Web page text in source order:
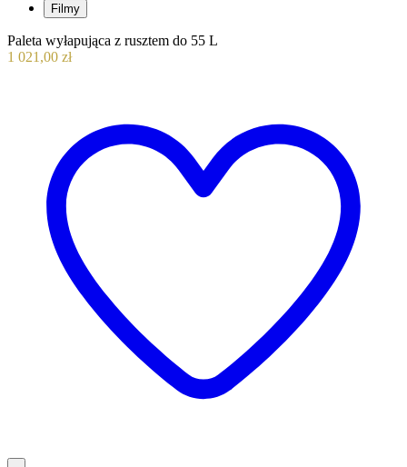
Filmy
Paleta wyłapująca z rusztem do 55 L
1 021,00 zł